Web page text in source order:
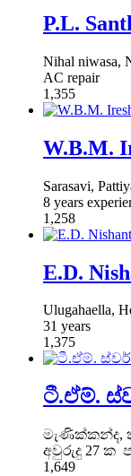
P.L.
Nihal niwasa,
AC repair
1,355
W.B.M.
Sarasavi,
8 years
1,258
E.D.
Ulugahaella,
31 years
1,375
ටී.ඒම්.
මැණික්කන්ද,
අවුරුදු 27 ක
1,649